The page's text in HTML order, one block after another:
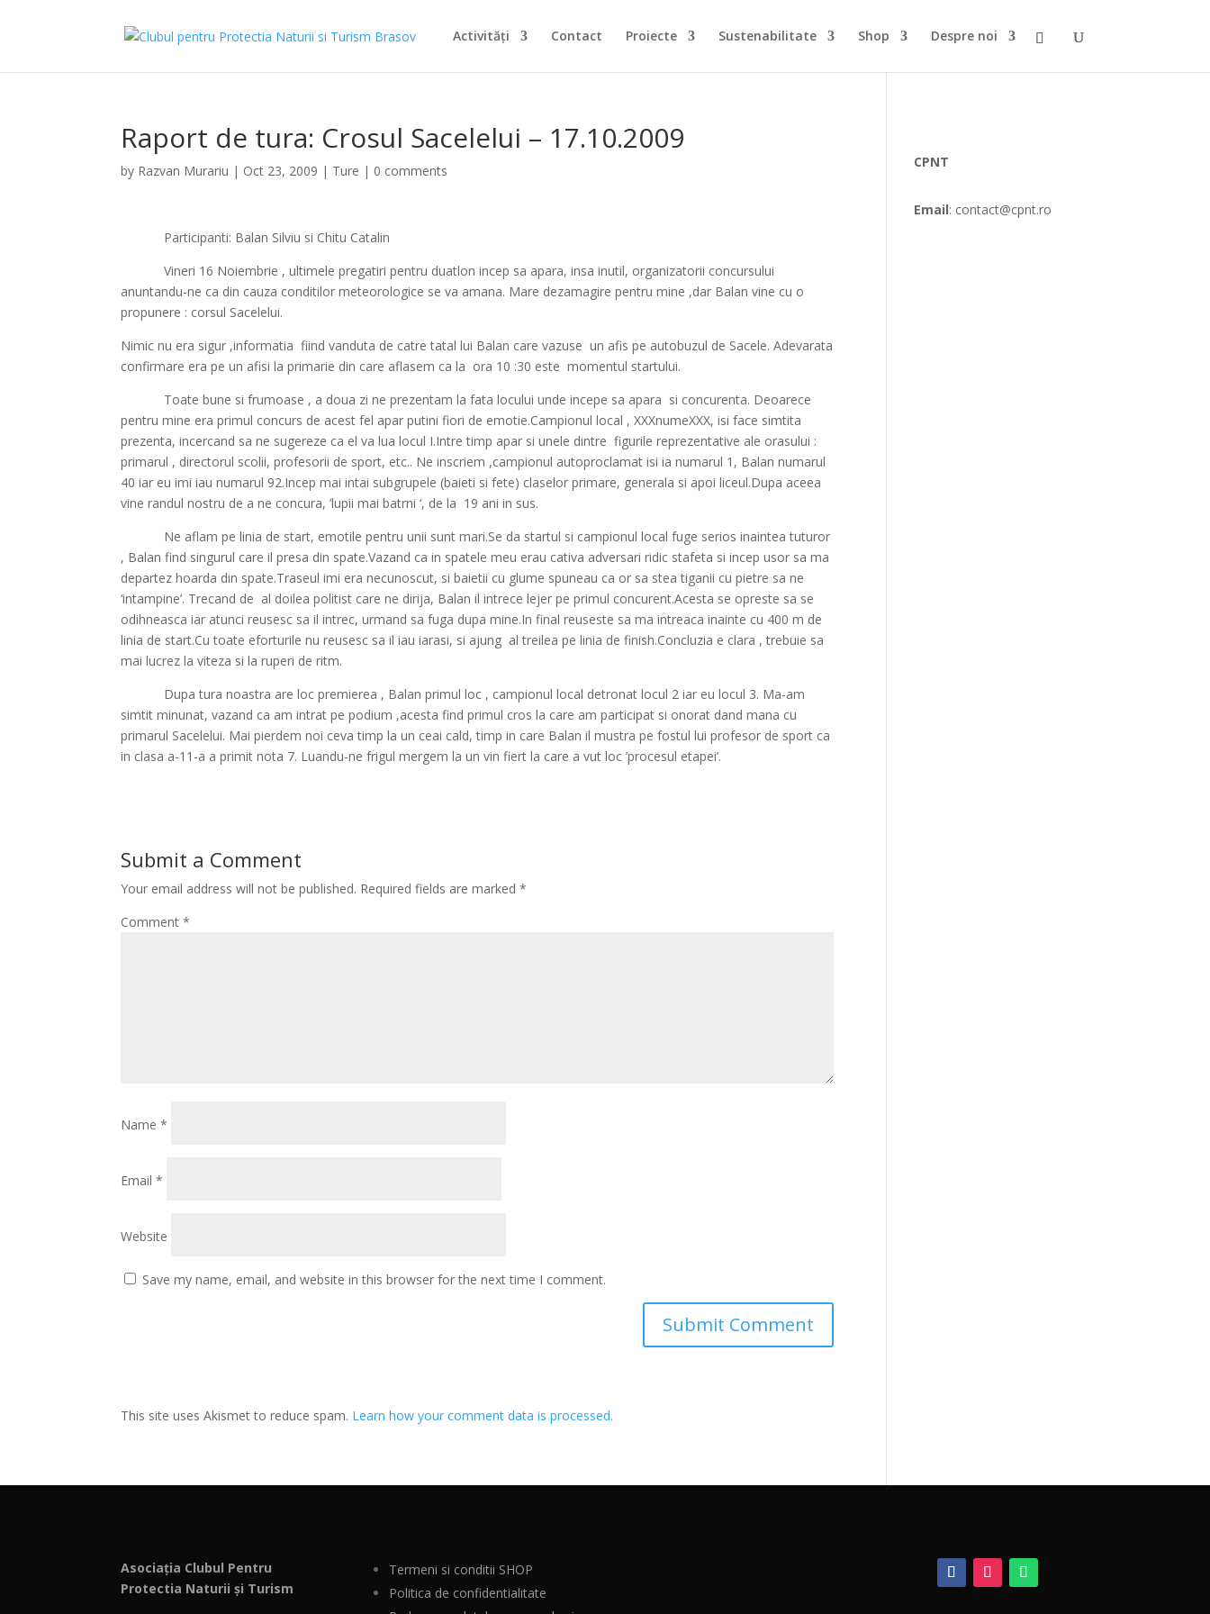
Activități Contact Proiecte Sustenabilitate Shop Despre noi
Raport de tura: Crosul Sacelelui – 17.10.2009
by Razvan Murariu | Oct 23, 2009 | Ture | 0 comments
Participanti: Balan Silviu si Chitu Catalin
Vineri 16 Noiembrie , ultimele pregatiri pentru duatlon incep sa apara, insa inutil, organizatorii concursului
anuntandu-ne ca din cauza conditilor meteorologice se va amana. Mare dezamagire pentru mine ,dar Balan vine cu o
propunere : corsul Sacelelui.
Nimic nu era sigur ,informatia fiind vanduta de catre tatal lui Balan care vazuse un afis pe autobuzul de Sacele. Adevarata
confirmare era pe un afisi la primarie din care aflasem ca la ora 10 :30 este momentul startului.
Toate bune si frumoase , a doua zi ne prezentam la fata locului unde incepe sa apara si concurenta. Deoarece
pentru mine era primul concurs de acest fel apar putini fiori de emotie.Campionul local , XXXnumeXXX, isi face simtita
prezenta, incercand sa ne sugereze ca el va lua locul I.Intre timp apar si unele dintre figurile reprezentative ale orasului :
primarul , directorul scolii, profesorii de sport, etc.. Ne inscriem ,campionul autoproclamat isi ia numarul 1, Balan numarul
40 iar eu imi iau numarul 92.Incep mai intai subgrupele (baieti si fete) claselor primare, generala si apoi liceul.Dupa aceea
vine randul nostru de a ne concura, ’lupii mai batrni ‘, de la 19 ani in sus.
Ne aflam pe linia de start, emotile pentru unii sunt mari.Se da startul si campionul local fuge serios inaintea tuturor
, Balan find singurul care il presa din spate.Vazand ca in spatele meu erau cativa adversari ridic stafeta si incep usor sa ma
departez hoarda din spate.Traseul imi era necunoscut, si baietii cu glume spuneau ca or sa stea tiganii cu pietre sa ne
‘intampine’. Trecand de al doilea politist care ne dirija, Balan il intrece lejer pe primul concurent.Acesta se opreste sa se
odihneasca iar atunci reusesc sa il intrec, urmand sa fuga dupa mine.In final reuseste sa ma intreaca inainte cu 400 m de
linia de start.Cu toate eforturile nu reusesc sa il iau iarasi, si ajung al treilea pe linia de finish.Concluzia e clara , trebuie sa
mai lucrez la viteza si la ruperi de ritm.
Dupa tura noastra are loc premierea , Balan primul loc , campionul local detronat locul 2 iar eu locul 3. Ma-am
simtit minunat, vazand ca am intrat pe podium ,acesta find primul cros la care am participat si onorat dand mana cu
primarul Sacelelui. Mai pierdem noi ceva timp la un ceai cald, timp in care Balan il mustra pe fostul lui profesor de sport ca
in clasa a-11-a a primit nota 7. Luandu-ne frigul mergem la un vin fiert la care a vut loc ’procesul etapei’.
Submit a Comment
Your email address will not be published. Required fields are marked*
Comment*
Name*
Email*
Website
Save my name, email, and website in this browser for the next time I comment.
This site uses Akismet to reduce spam. Learn how your comment data is processed.
CPNT
Email: contact@cpnt.ro
Asociația Clubul Pentru
Protectia Naturii și Turism
Termeni si conditii SHOP
Politica de confidentialitate